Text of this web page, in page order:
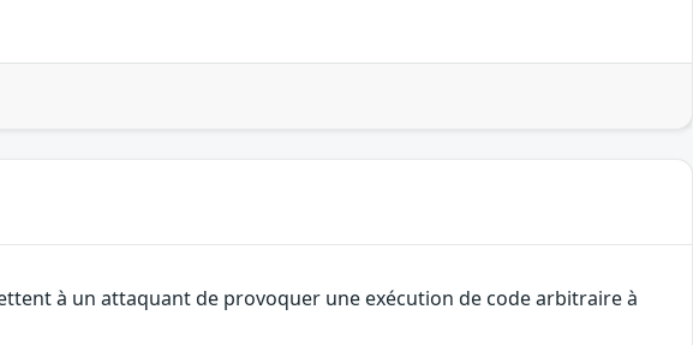
à un attaquant de provoquer une exécution de code arbitraire à